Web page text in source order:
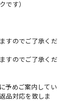
です）
すのでご了承くだ
すのでご了承くだ
予めご案内してい
品対応を致しま